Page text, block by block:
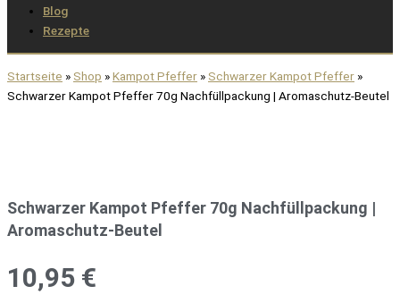
Blog
Rezepte
Startseite » Shop »Kampot Pfeffer » Schwarzer Kampot Pfeffer »
Schwarzer Kampot Pfeffer 70g Nachfüllpackung | Aromaschutz-Beutel
Schwarzer Kampot Pfeffer 70g Nachfüllpackung |
Aromaschutz-Beutel
10,95 €